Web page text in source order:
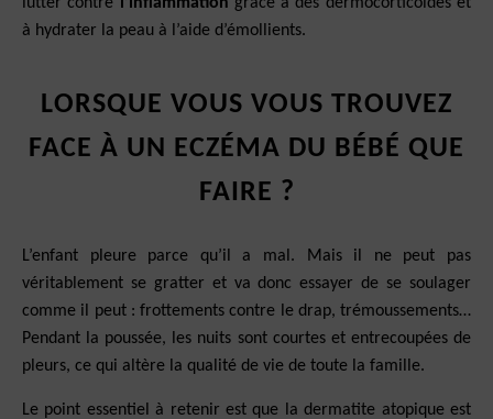
à hydrater la peau à l’aide d’émollients.
LORSQUE VOUS VOUS TROUVEZ
FACE À UN ECZÉMA DU BÉBÉ QUE
FAIRE ?
L’enfant pleure parce qu’il a mal. Mais il ne peut pas
véritablement se gratter et va donc essayer de se soulager
comme il peut : frottements contre le drap, trémoussements…
Pendant la poussée, les nuits sont courtes et entrecoupées de
pleurs, ce qui altère la qualité de vie de toute la famille.
Le point essentiel à retenir est que la dermatite atopique est